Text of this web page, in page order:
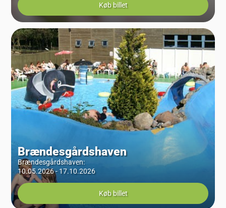
Køb billet
Brændesgårdshaven
Brændesgårdshaven:
10.05.2026 - 17.10.2026
Køb billet